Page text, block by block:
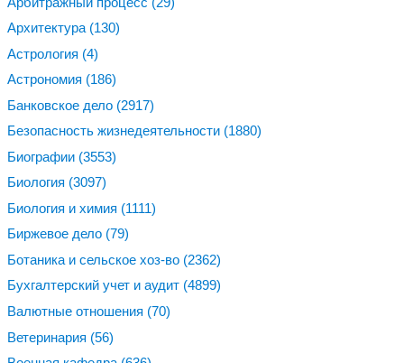
Архитектура (130)
Астрология (4)
Астрономия (186)
Банковское дело (2917)
Безопасность жизнедеятельности (1880)
Биографии (3553)
Биология (3097)
Биология и химия (1111)
Биржевое дело (79)
Ботаника и сельское хоз-во (2362)
Бухгалтерский учет и аудит (4899)
Валютные отношения (70)
Ветеринария (56)